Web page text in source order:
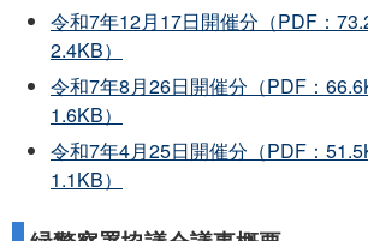
令和7年12月17日開催分（PDF：
2.4KB）
令和7年8月26日開催分（PDF：
1.6KB）
令和7年4月25日開催分（PDF：
1.1KB）